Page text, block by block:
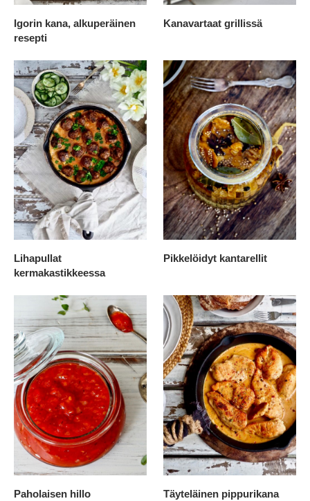
Igorin kana, alkuperäinen
resepti
Kanavartaat grillissä
Lihapullat
kermakastikkeessa
Pikkelöidyt kantarellit
Paholaisen hillo Täyteläinen pippurikana